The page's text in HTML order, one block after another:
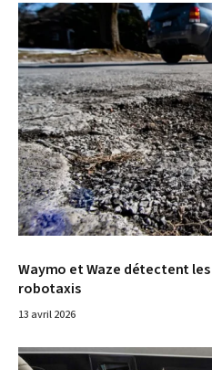
© Ben Hasty/MediaNews Group/
Waymo et Waze détectent
robotaxis
13 avril 2026